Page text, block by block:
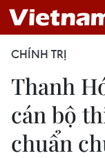
CHÍNH TRỊ
Thanh
cán bộ
chuẩn